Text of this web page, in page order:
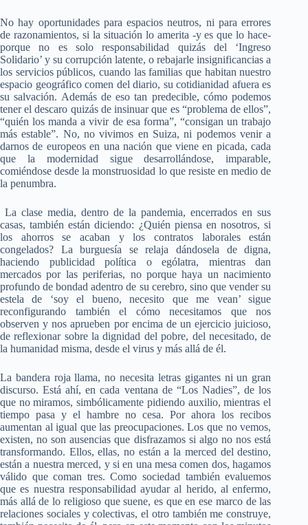
No hay oportunidades para espacios neutros, ni para errores
de razonamientos, si la situación lo amerita -y es que lo hace-
porque no es solo responsabilidad quizás del ‘Ingreso
Solidario’ y su corrupción latente, o rebajarle insignificancias a
los servicios públicos, cuando las familias que habitan nuestro
espacio geográfico comen del diario, su cotidianidad afuera es
su salvación. Además de eso tan predecible, cómo podemos
tener el descaro quizás de insinuar que es “problema de ellos”,
“quién los manda a vivir de esa forma”, “consigan un trabajo
más estable”. No, no vivimos en Suiza, ni podemos venir a
darnos de europeos en una nación que viene en picada, cada
que la modernidad sigue desarrollándose, imparable,
comiéndose desde la monstruosidad lo que resiste en medio de
la penumbra.
La clase media, dentro de la pandemia, encerrados en sus
casas, también están diciendo: ¿Quién piensa en nosotros, si
los ahorros se acaban y los contratos laborales están
congelados? La burguesía se relaja dándosela de digna,
haciendo publicidad política o ególatra, mientras dan
mercados por las periferias, no porque haya un nacimiento
profundo de bondad adentro de su cerebro, sino que vender su
estela de ‘soy el bueno, necesito que me vean’ sigue
reconfigurando también el cómo necesitamos que nos
observen y nos aprueben por encima de un ejercicio juicioso,
de reflexionar sobre la dignidad del pobre, del necesitado, de
la humanidad misma, desde el virus y más allá de él.
La bandera roja llama, no necesita letras gigantes ni un gran
discurso. Está ahí, en cada ventana de “Los Nadies”, de los
que no miramos, simbólicamente pidiendo auxilio, mientras el
tiempo pasa y el hambre no cesa. Por ahora los recibos
aumentan al igual que las preocupaciones. Los que no vemos,
existen, no son ausencias que disfrazamos si algo no nos está
transformando. Ellos, ellas, no están a la merced del destino,
están a nuestra merced, y si en una mesa comen dos, hagamos
válido que coman tres. Como sociedad también evaluemos
que es nuestra responsabilidad ayudar al herido, al enfermo,
más allá de lo religioso que suene, es que en ese marco de las
relaciones sociales y colectivas, el otro también me construye,